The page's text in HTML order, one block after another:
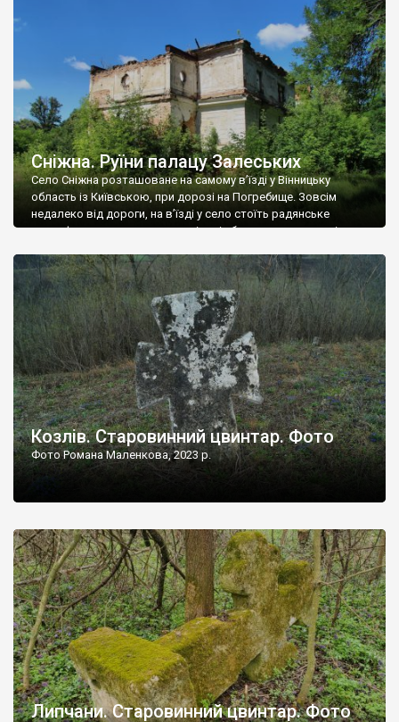
сіл. У селі є мурована Михайлівська церква. Точної дати […]
Сніжна. Руїни палацу Залеських
Село Сніжна розташоване на самому в’їзді у Вінницьку
область із Київською, при дорозі на Погребище. Зовсім
недалеко від дороги, на в’їзді у село стоїть радянське
рельєфне пано, яке показує жінку і яблуню, а трохи далі, десь
не видно, але видно дві стареньких колії у траві – […]
Козлів. Старовинний цвинтар. Фото
Фото Романа Маленкова, 2023 р.
Липчани. Старовинний цвинтар. Фото